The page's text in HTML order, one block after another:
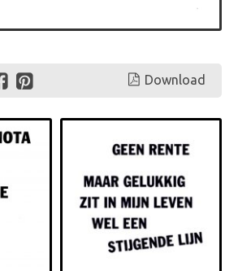
Download